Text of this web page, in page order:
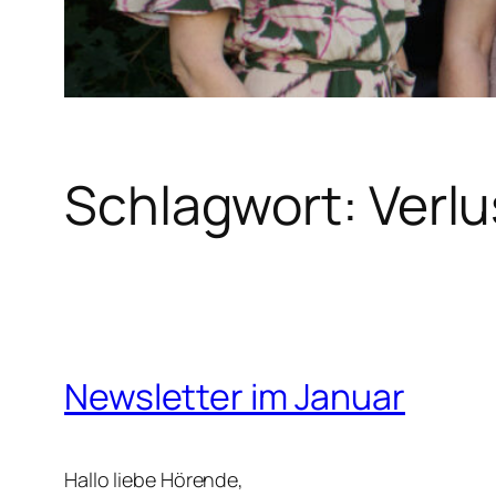
Schlagwort:
Newsletter im Januar
Hallo liebe Hörende,